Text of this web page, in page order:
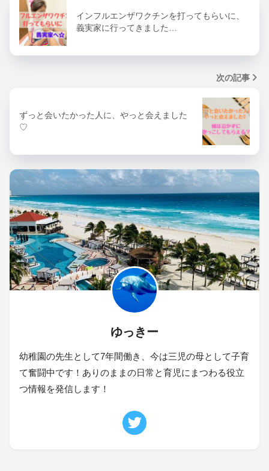
インフルエンザワクチンを打ってもらいに、
義実家に行ってきました…
次の記事
ずっと会いたかった人に、やっと会えました
♡
ゆっきー
幼稚園の先生として7年間働き、今は三児の母として子育
て奮闘中です！ありのままの日常と育児にまつわる役立
つ情報を発信します！